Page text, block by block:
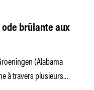
brûlante aux
(Alabama
à travers plusieurs